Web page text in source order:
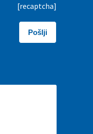
[recaptcha]